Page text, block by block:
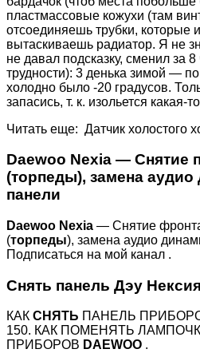
пластмассовые кожухи (там
отсоединяешь трубки, которые
вытаскиваешь радиатор. Я не
не давал подсказку, сменил за
трудности): 3 денька зимой —
холодно было -20 градусов.
запасись, т. к. изольется какая-
Читать еще: Датчик холостого
Daewoo Nexia — Снятие
(торпеды), замена
панели
Daewoo Nexia — Снятие
(торпеды), замена аудио
Подписаться на мой канал .
Снять панель Дэу
КАК СНЯТЬ ПАНЕЛЬ
150. КАК ПОМЕНЯТЬ
ПРИБОРОВ DAEWOO .